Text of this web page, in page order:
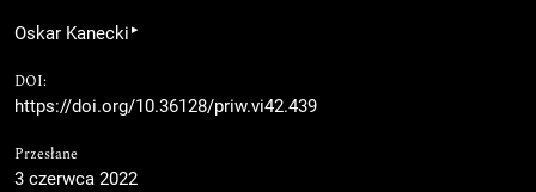
Oskar Kanecki ▸
DOI:
https://doi.org/10.36128/priw.vi42.439
Przesłane
3 czerwca 2022